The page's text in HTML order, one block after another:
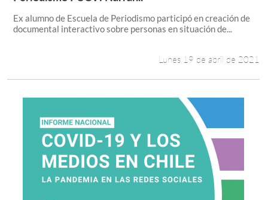
Ex alumno de Escuela de Periodismo participó en creación de
documental interactivo sobre personas en situación de...
Lunes 19 de abril de 2021